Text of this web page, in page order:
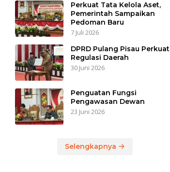
Perkuat Tata Kelola Aset,
Pemerintah Sampaikan
Pedoman Baru
7 Juli 2026
DPRD Pulang Pisau Perkuat
Regulasi Daerah
30 Juni 2026
Penguatan Fungsi
Pengawasan Dewan
23 Juni 2026
Selengkapnya